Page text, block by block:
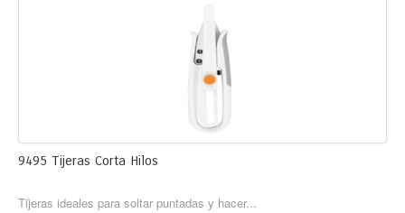
9495 Tijeras Corta Hilos
Tijeras ideales para soltar puntadas y hacer...